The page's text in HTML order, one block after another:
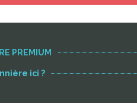
PREMIUM
ici ?